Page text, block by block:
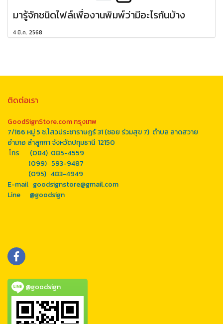
มารู้จักชนิดไฟล์เพื่องานพิมพ์ว่ามีอะไรกันบ้าง
4 มี.ค. 2568
ติดต่อเรา
GoodSignStore.com กรุงเทพ
7/166 หมู่ 5 ซ.ไสวประชาราษฎร์ 31 (ซอย ร่วมสุข 7) ตำบล ลาดสวาย
อำเภอ ลำลูกกา จังหวัดปทุมธานี 12150
โทร (084) 085-4559
(099) 593-9487
(095) 483-4949
E-mail goodsignstore@gmail.com
Line @goodsign
@goodsign